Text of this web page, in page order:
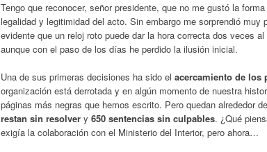
Tengo que reconocer, señor presidente, que no me gustó la
legalidad y legitimidad del acto. Sin embargo me sorprendió
evidente que un reloj roto puede dar la hora correcta dos veces
aunque con el paso de los días he perdido la ilusión inicial.
Una de sus primeras decisiones ha sido el acercamiento de los
organización está derrotada y en algún momento de nuestra
páginas más negras que hemos escrito. Pero quedan alrededor de
restan sin resolver y 650 sentencias sin culpables. ¿Qué
exigía la colaboración con el Ministerio del Interior, pero ahora…